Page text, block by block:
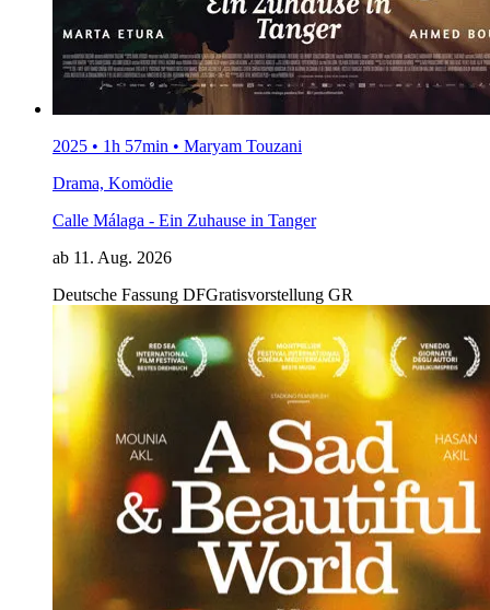
2025 • 1h 57min • Maryam Touzani
Drama, Komödie
Calle Málaga - Ein Zuhause in Tanger
ab 11. Aug. 2026
Deutsche Fassung DFGratisvorstellung GR